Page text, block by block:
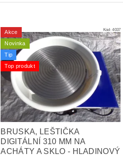
Akce
Novinka
Tip
Top produkt
Kód:4037
BRUSKA, LEŠTIČKA
DIGITÁLNÍ 310 MM NA
ACHÁTY A SKLO - HLADINOVÝ